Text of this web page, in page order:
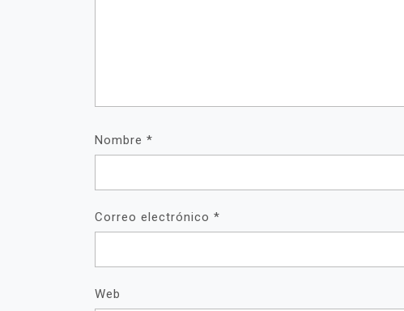
Nombre *
Correo electrónico *
Web